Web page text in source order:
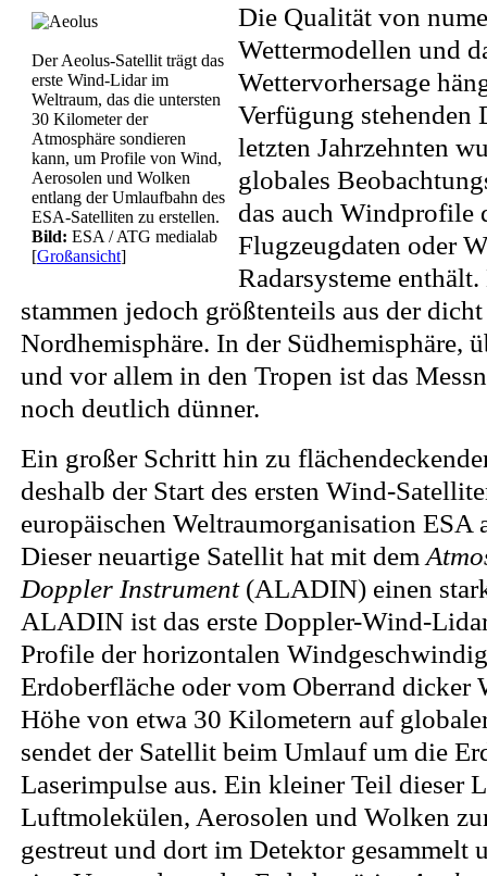
Der Aeolus-Satellit trägt das
erste Wind-Lidar im
Weltraum, das die untersten
30 Kilometer der
Atmosphäre sondieren
kann, um Profile von Wind,
Aerosolen und Wolken
entlang der Umlaufbahn des
ESA-Satelliten zu erstellen.
Bild: ESA / ATG medialab
[Großansicht]
Die Qualität von
Wettermodellen und
Wettervorhersage
Verfügung stehenden
letzten Jahrzehnten
globales
das auch Windprofile
Flugzeugdaten oder
Radarsysteme
stammen jedoch größtenteils aus der
Nordhemisphäre. In der Südhemisphäre,
und vor allem in den Tropen ist das
noch deutlich dünner.
Ein großer Schritt hin zu
deshalb der Start des ersten Wind-
europäischen Weltraumorganisation ESA
Dieser neuartige Satellit hat mit dem
Doppler Instrument(ALADIN) einen
ALADIN ist das erste Doppler-Wind-
Profile der horizontalen
Erdoberfläche oder vom Oberrand dicker
Höhe von etwa 30 Kilometern auf
sendet der Satellit beim Umlauf um die
Laserimpulse aus. Ein kleiner Teil dieser
Luftmolekülen, Aerosolen und Wolken
gestreut und dort im Detektor gesammelt